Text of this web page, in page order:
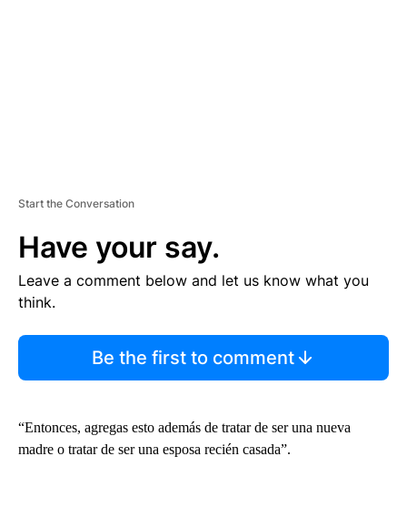
Start the Conversation
Have your say.
Leave a comment below and let us know what you
think.
Be the first to comment
“Entonces, agregas esto además de tratar de ser una nueva
madre o tratar de ser una esposa recién casada”.